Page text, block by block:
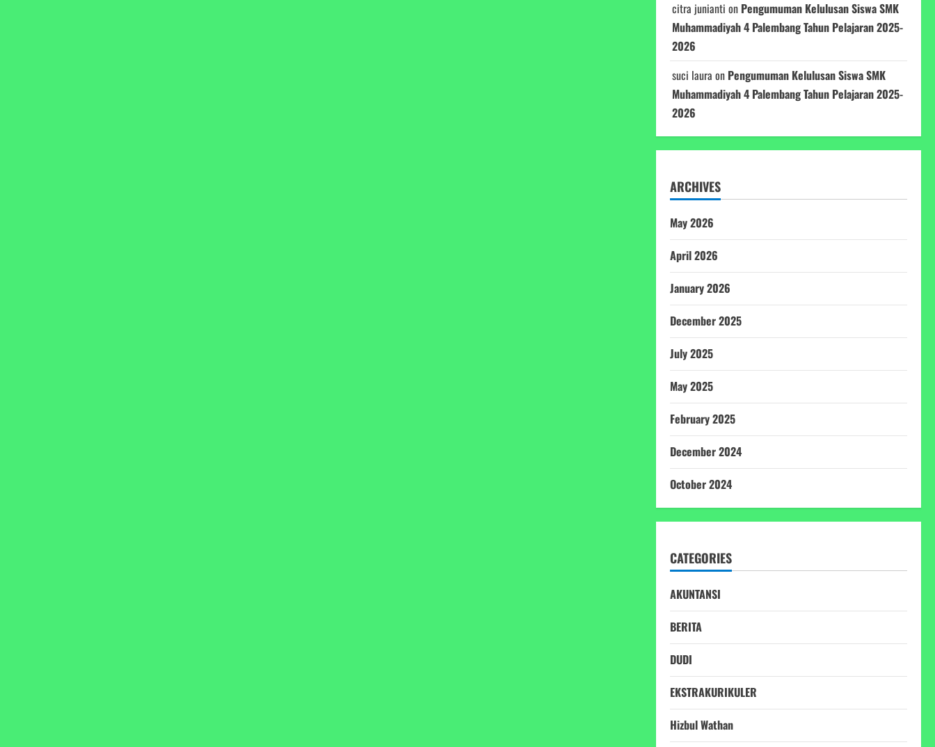
citra junianti on Pengumuman Kelulusan Siswa SMK
Muhammadiyah 4 Palembang Tahun Pelajaran 2025-
2026
suci laura on Pengumuman Kelulusan Siswa SMK
Muhammadiyah 4 Palembang Tahun Pelajaran 2025-
2026
ARCHIVES
May 2026
April 2026
January 2026
December 2025
July 2025
May 2025
February 2025
December 2024
October 2024
CATEGORIES
AKUNTANSI
BERITA
DUDI
EKSTRAKURIKULER
Hizbul Wathan